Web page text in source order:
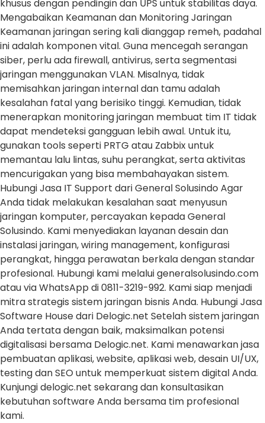
khusus dengan pendingin dan UPS untuk stabilitas daya.
Mengabaikan Keamanan dan Monitoring Jaringan
Keamanan jaringan sering kali dianggap remeh, padahal
ini adalah komponen vital. Guna mencegah serangan
siber, perlu ada firewall, antivirus, serta segmentasi
jaringan menggunakan VLAN. Misalnya, tidak
memisahkan jaringan internal dan tamu adalah
kesalahan fatal yang berisiko tinggi. Kemudian, tidak
menerapkan monitoring jaringan membuat tim IT tidak
dapat mendeteksi gangguan lebih awal. Untuk itu,
gunakan tools seperti PRTG atau Zabbix untuk
memantau lalu lintas, suhu perangkat, serta aktivitas
mencurigakan yang bisa membahayakan sistem.
Hubungi Jasa IT Support dari General Solusindo Agar
Anda tidak melakukan kesalahan saat menyusun
jaringan komputer, percayakan kepada General
Solusindo. Kami menyediakan layanan desain dan
instalasi jaringan, wiring management, konfigurasi
perangkat, hingga perawatan berkala dengan standar
profesional. Hubungi kami melalui generalsolusindo.com
atau via WhatsApp di 0811-3219-992. Kami siap menjadi
mitra strategis sistem jaringan bisnis Anda. Hubungi Jasa
Software House dari Delogic.net Setelah sistem jaringan
Anda tertata dengan baik, maksimalkan potensi
digitalisasi bersama Delogic.net. Kami menawarkan jasa
pembuatan aplikasi, website, aplikasi web, desain UI/UX,
testing dan SEO untuk memperkuat sistem digital Anda.
Kunjungi delogic.net sekarang dan konsultasikan
kebutuhan software Anda bersama tim profesional
kami.